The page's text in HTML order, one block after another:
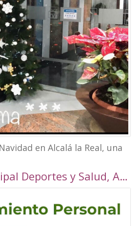
en Alcalá la Real, una
y pasar unos días con un
navideño, conociendo
Alcalá la Real oferta todo
Centro Municipal Deportes y Salud, Alcalá la Real